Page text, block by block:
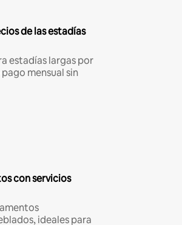
de las estadías
estadías largas por
mensual sin
con servicios
ideales para